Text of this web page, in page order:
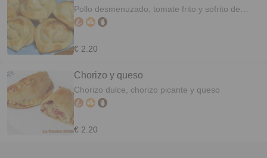
Pollo desmenuzado, tomate frito y sofrito de
cebolla y pimiento
€ 2.20
Chorizo y queso
Chorizo dulce, chorizo picante y queso
€ 2.20